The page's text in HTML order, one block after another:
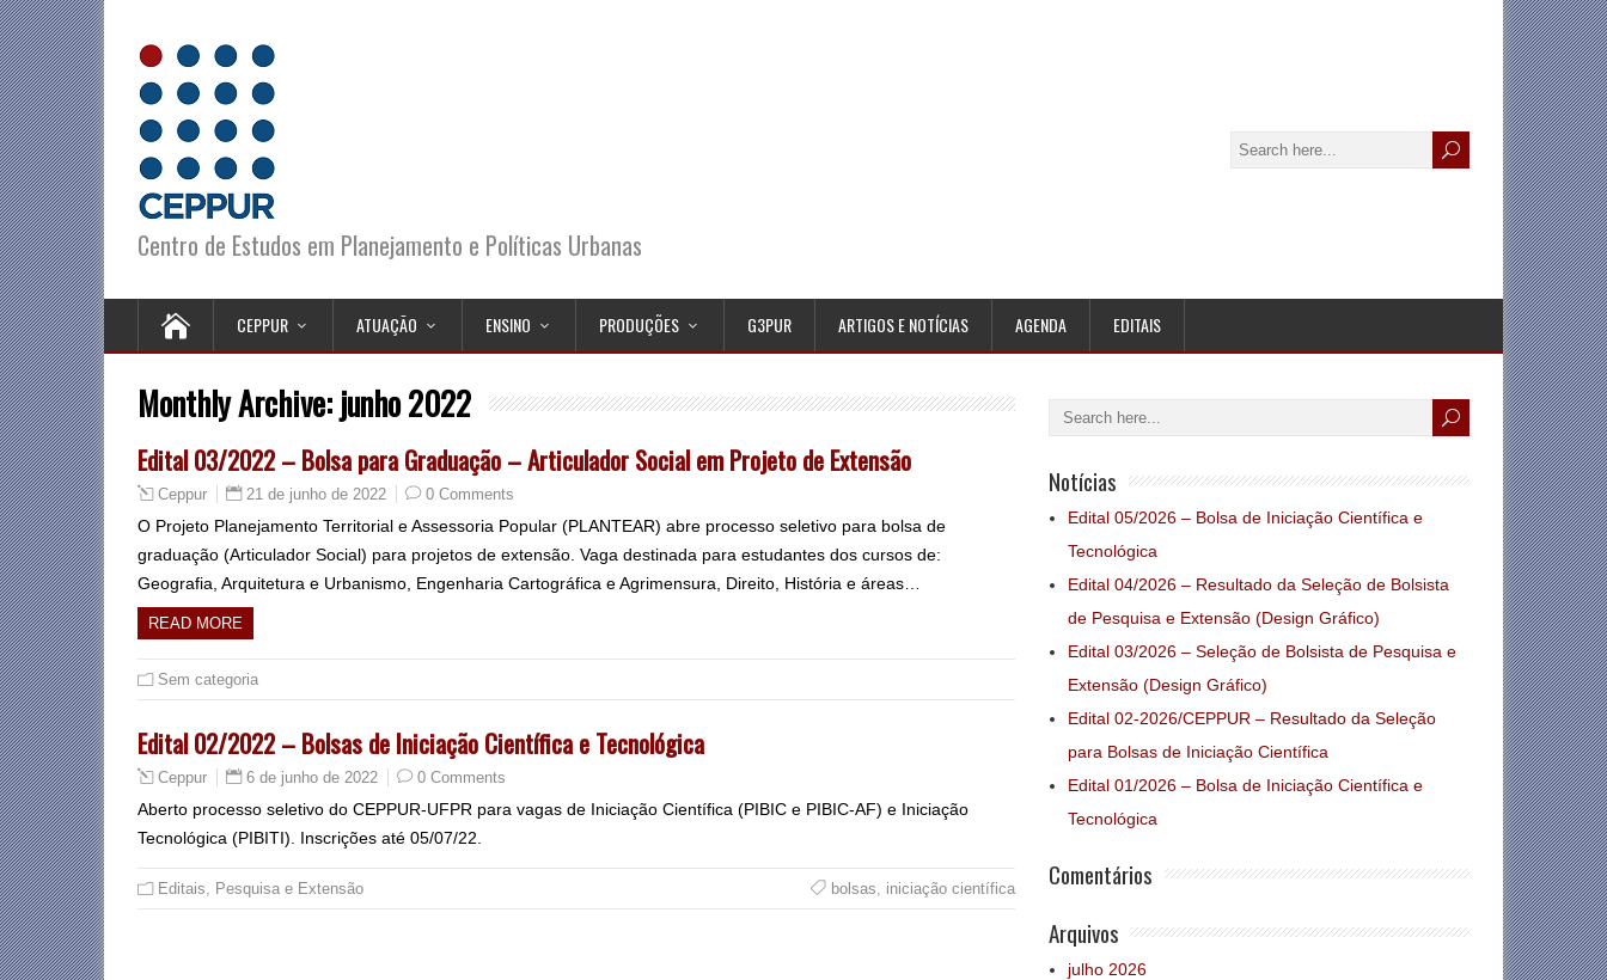
Centro de Estudos em Planejamento e Políticas Urbanas
CEPPUR ATUAÇÃO ENSINO PRODUÇÕES G3PUR ARTIGOS E NOTÍCIAS AGENDA EDITAIS
Monthly Archive: junho 2022
Edital 03/2022 – Bolsa para Graduação – Articulador Social em Projeto de Extensão
Ceppur 21 de junho de 2022 0 Comments
O Projeto Planejamento Territorial e Assessoria Popular (PLANTEAR) abre processo seletivo para bolsa de
graduação (Articulador Social) para projetos de extensão. Vaga destinada para estudantes dos cursos de:
Geografia, Arquitetura e Urbanismo, Engenharia Cartográfica e Agrimensura, Direito, História e áreas…
READ MORE
Sem categoria
Edital 02/2022 – Bolsas de Iniciação Científica e Tecnológica
Ceppur 6 de junho de 2022 0 Comments
Aberto processo seletivo do CEPPUR-UFPR para vagas de Iniciação Científica (PIBIC e PIBIC-AF) e Iniciação
Tecnológica (PIBITI). Inscrições até 05/07/22.
Editais, Pesquisa e Extensão bolsas, iniciação científica
Notícias
Edital 05/2026 – Bolsa de Iniciação Científica e
Tecnológica
Edital 04/2026 – Resultado da Seleção de Bolsista
de Pesquisa e Extensão (Design Gráfico)
Edital 03/2026 – Seleção de Bolsista de Pesquisa e
Extensão (Design Gráfico)
Edital 02-2026/CEPPUR – Resultado da Seleção
para Bolsas de Iniciação Científica
Edital 01/2026 – Bolsa de Iniciação Científica e
Tecnológica
Comentários
Arquivos
julho 2026